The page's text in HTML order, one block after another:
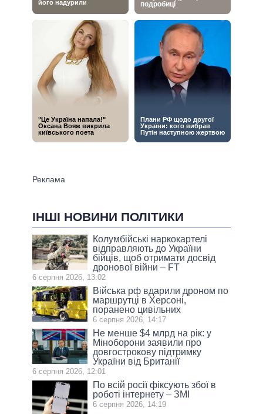
ІНШІ НОВИНИ ПОЛІТИКИ
Колумбійські наркокартелі
відправляють до України
бійців, щоб отримати досвід
дронової війни – FT
6 серпня 2026, 13:02
Війська рф вдарили дроном по
маршрутці в Херсоні,
поранено цивільних
6 серпня 2026, 14:17
Не менше $4 млрд на рік: у
Міноборони заявили про
довгострокову підтримку
України від Британії
6 серпня 2026, 12:01
По всій росії фіксують збої в
роботі інтернету – ЗМІ
6 серпня 2026, 14:19